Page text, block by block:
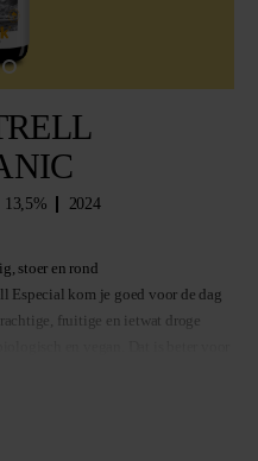
13,5% 2024
stoer en rond
kom je goed voor de dag
fruitige en ietwat droge